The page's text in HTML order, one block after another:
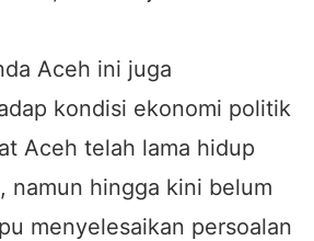
Aceh ini juga
kondisi ekonomi politik
Aceh telah lama hidup
namun hingga kini belum
menyelesaikan persoalan